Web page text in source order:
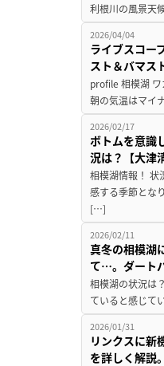
利根川の風景天
2026/04/04
ライブスコー
スト＆バマス
profile 相模湖 ワ
朝の気温はマイ
2026/02/17
ボトムを意識
況は？【大津
相模湖情報！ 状
感する季節とな
[…]
2026/02/11
真冬の相模湖
て…。ダート
相模湖の状況は
ていると感じて
2026/01/31
リンクスに新
を詳しく解説